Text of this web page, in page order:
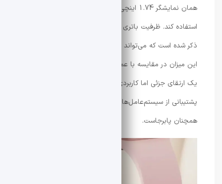
یک ارتقای جزئی اما کاربردی محسوب می‌شود. همچنین
همچنان پابرجاست.